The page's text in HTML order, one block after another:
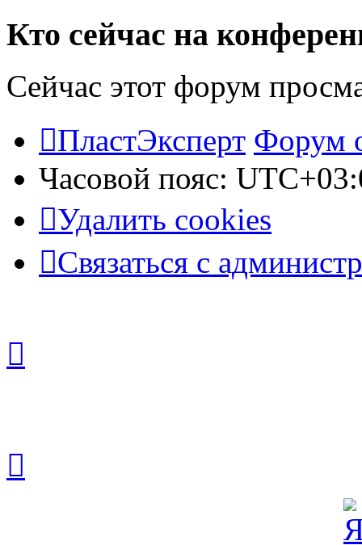
Кто сейчас на
Сейчас этот форум
ПластЭксперт Форум
Часовой пояс:
Удалить cookies
Связаться с